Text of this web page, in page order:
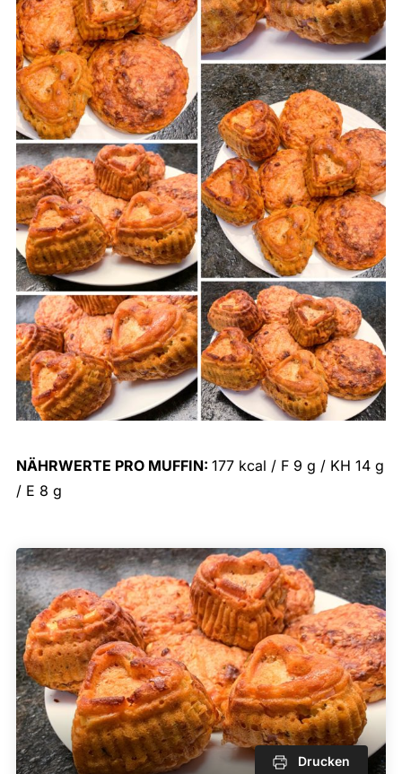
NÄHRWERTE PRO MUFFIN: 177 kcal / F 9 g / KH 14 g
/ E 8 g
Drucken